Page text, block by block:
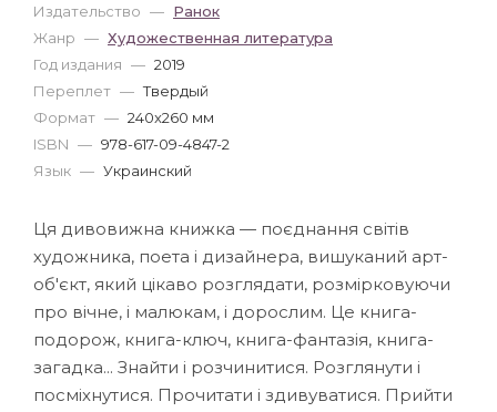
Издательство — Ранок
Жанр — Художественная литература
Год издания — 2019
Переплет — Твердый
Формат — 240x260 мм
ISBN — 978-617-09-4847-2
Язык — Украинский
Ця дивовижна книжка — поєднання світів
художника, поета і дизайнера, вишуканий арт-
об'єкт, який цікаво розглядати, розмірковуючи
про вічне, і малюкам, і дорослим. Це книга-
подорож, книга-ключ, книга-фантазія, книга-
загадка... Знайти і розчинитися. Розглянути і
посміхнутися. Прочитати і здивуватися. Прийти